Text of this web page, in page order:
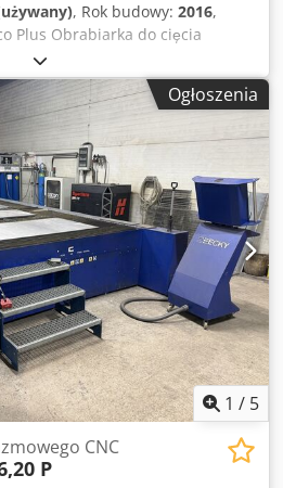
, Rok budowy: 2016,
Plus Obrabiarka do cięcia
do optymalizacji
2016 Źródło zasilania:
Aezpf U Nen Hef Możliwość
cięcia gazowego W zestawie:
Maksymalny obszar roboczy:
maszyny: Hall in Tirol Dostępna
Ogłoszenia
1 / 5
CNC
P